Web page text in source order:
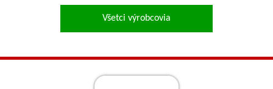
Všetci výrobcovia